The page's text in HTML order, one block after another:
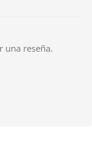
una reseña.